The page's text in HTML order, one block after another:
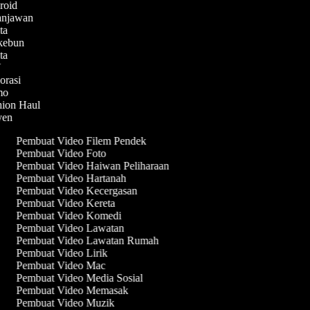
Haul
Pembuat Video Filem Pendek
Pembuat Video Foto
Pembuat Video Haiwan Peliharaan
Pembuat Video Hartanah
Pembuat Video Kecergasan
Pembuat Video Kereta
Pembuat Video Komedi
Pembuat Video Lawatan
Pembuat Video Lawatan Rumah
Pembuat Video Lirik
Pembuat Video Mac
Pembuat Video Media Sosial
Pembuat Video Memasak
Pembuat Video Muzik